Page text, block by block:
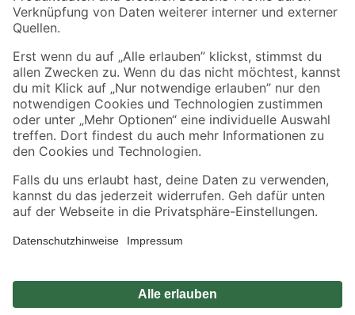
Sicher einkaufen
Jetzt die toom-App herunterladen
Alle Preisangaben in EUR inkl. gesetzl. MwSt.. Die dargestellten Angebote sind unter
Umständen nicht in allen Märkten verfügbar. Die angegebenen Verfügbarkeiten beziehen
Produkte nur solange der Vorrat reicht.
*Paketversand ab 59 € versandkostenfrei, gilt nicht für Artikel mit Speditionsversand, hier
Privatsphäre Impressum
Nutzungsbedingungen
Widerrufsrecht Vertrag widerrufen